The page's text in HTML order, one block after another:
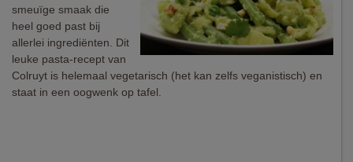
smeuïge smaak die
heel goed past bij
allerlei ingrediënten. Dit
leuke pasta-recept van
Colruyt is helemaal vegetarisch (het kan zelfs veganistisch) en
staat in een oogwenk op tafel.